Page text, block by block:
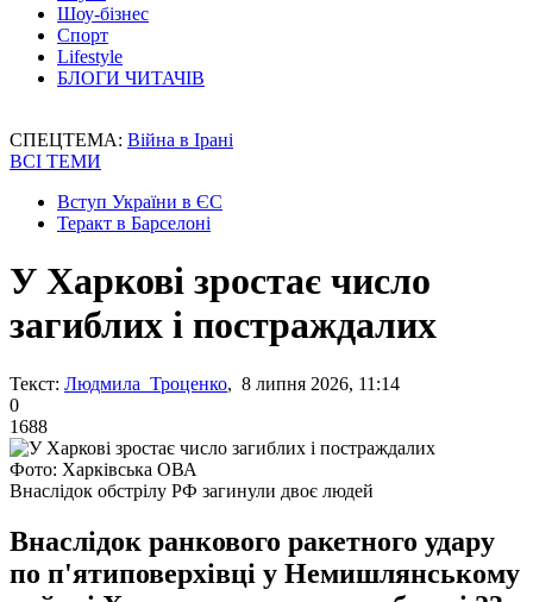
Шоу-бізнес
Спорт
Lifestyle
БЛОГИ ЧИТАЧІВ
СПЕЦТЕМА: Війна в Ірані
ВСІ ТЕМИ
Вступ України в ЄС
Теракт в Барселоні
У Харкові зростає число
загиблих і постраждалих
Текст: Людмила Троценко, 8 липня 2026, 11:14
0
1688
Фото: Харківська ОВА
Внаслідок обстрілу РФ загинули двоє людей
Внаслідок ранкового ракетного удару
по п'ятиповерхівці у Немишлянському